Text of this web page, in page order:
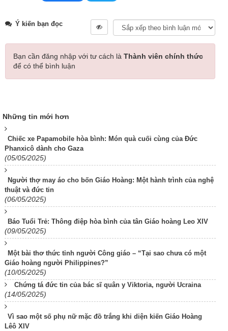
Ý kiến bạn đọc
Bạn cần đăng nhập với tư cách là Thành viên chính thức
để có thể bình luận
Những tin mới hơn
Chiếc xe Papamobile hòa bình: Món quà cuối cùng của Đức
Phanxicô dành cho Gaza
(05/05/2025)
Người thợ may áo cho bốn Giáo Hoàng: Một hành trình của nghệ
thuật và đức tin
(06/05/2025)
Báo Tuổi Trẻ: Thông điệp hòa bình của tân Giáo hoàng Leo XIV
(09/05/2025)
Một bài thơ thức tỉnh người Công giáo – “Tại sao chưa có một
Giáo hoàng người Philippines?”
(10/05/2025)
Chứng tá đức tin của bác sĩ quân y Viktoria, người Ucraina
(14/05/2025)
Vì sao một số phụ nữ mặc đồ trắng khi diện kiến Giáo Hoàng
Lêô XIV